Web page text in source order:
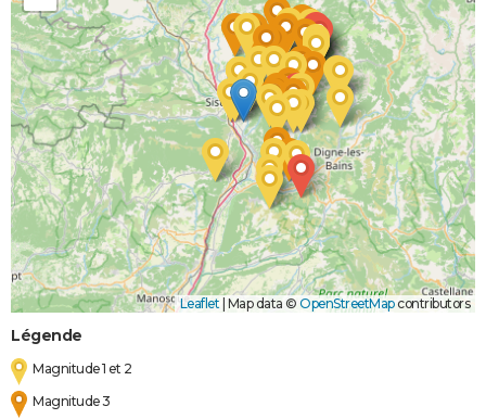
Leaflet | Map data © OpenStreetMapcontributors
Légende
Magnitude 1 et 2
Magnitude 3